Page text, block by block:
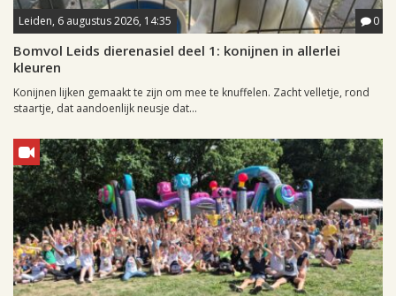
Leiden, 6 augustus 2026, 14:35 0
Bomvol Leids dierenasiel deel 1: konijnen in allerlei
kleuren
Konijnen lijken gemaakt te zijn om mee te knuffelen. Zacht velletje, rond
staartje, dat aandoenlijk neusje dat...